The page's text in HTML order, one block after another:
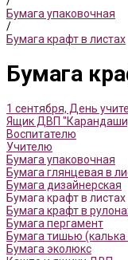
Бумага упаковочная
/
Бумага крафт в листах
Бумага
1 сентября, День
Ящик ДВП
Воспитателю
Учителю
Бумага упаковочная
Бумага глянцевая в
Бумага дизайнерская
Бумага крафт в листах
Бумага крафт в
Бумага пергамент
Бумага тишью (калька
Бумага эколюкс